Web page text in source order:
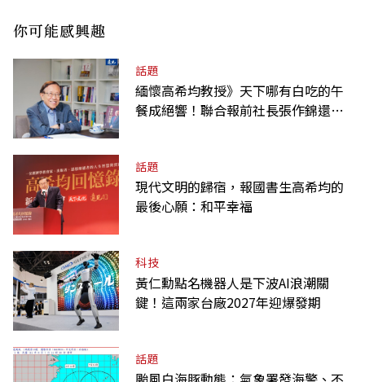
你可能感興趣
話題
緬懷高希均教授》天下哪有白吃的午
餐成絕響！聯合報前社長張作錦還原
話題
現代文明的歸宿，報國書生高希均的
最後心願：和平幸福
科技
黃仁勳點名機器人是下波AI浪潮關
鍵！這兩家台廠2027年迎爆發期
話題